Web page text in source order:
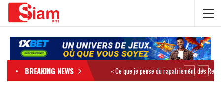
BREAKING NEWS